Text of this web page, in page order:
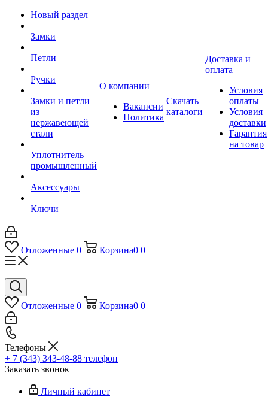
Новый раздел
Замки
Петли
Ручки
Замки и петли
из
нержавеющей
стали
Уплотнитель
промышленный
Аксессуары
Ключи
О компании
Вакансии
Политика
Скачать
каталоги
Доставка и
оплата
Условия
оплаты
Условия
доставки
Гарантия
на товар
Отложенные 0 Корзина0 0
Отложенные 0 Корзина0 0
Телефоны
+ 7 (343) 343-48-88 телефон
Заказать звонок
Личный кабинет